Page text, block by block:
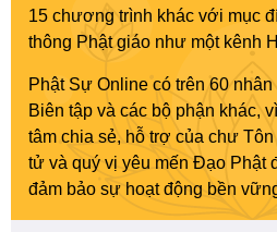
15 chương trình khác với mục
thông Phật giáo như một kênh
Phật Sự Online có trên 60
Biên tập và các bộ phận khác,
tâm chia sẻ, hỗ trợ của chư
tử và quý vị yêu mến Đạo Phật
đảm bảo sự hoạt động bền